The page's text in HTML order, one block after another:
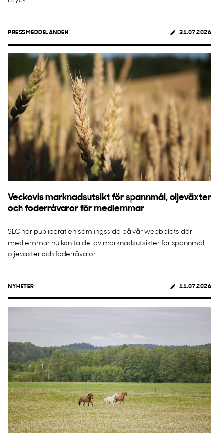
PRESSMEDDELANDEN 31.07.2026
Veckovis marknadsutsikt för spannmål, oljeväxter
och foderråvaror för medlemmar
SLC har publicerat en samlingssida på vår webbplats där
medlemmar nu kan ta del av marknadsutsikter för spannmål,
oljeväxter och foderråvaror....
NYHETER 11.07.2026